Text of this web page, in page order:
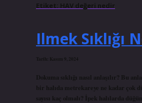
Etiket: HAV değeri nedir
Ilmek Sıklığı
Tarih: Kasım 9, 2024
Dokuma sıklığı nasıl anlaşılır? Bu
bir halıda metrekareye ne kadar çok
sayısı kaç olmalı? İpek halılarda